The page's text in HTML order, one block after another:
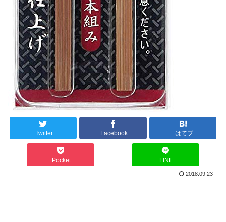
Twitter Facebook はてブ
Pocket LINE
2018.09.23